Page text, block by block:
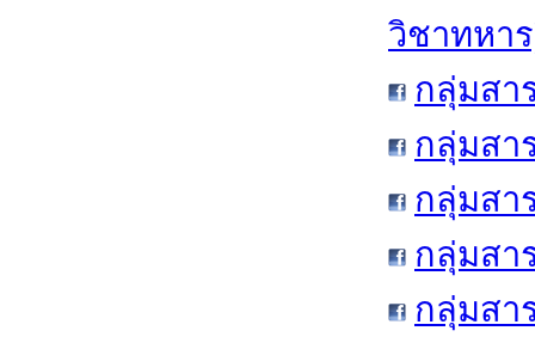
วิชาทหา
กลุ่มสา
กลุ่มสา
กลุ่มสา
กลุ่มสา
กลุ่มสา